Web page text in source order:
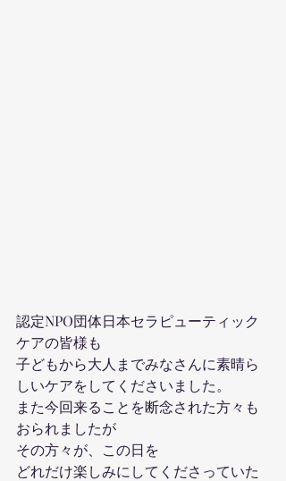
認定NPO団体日本セラピューティック
ケアの皆様も
子どもから大人までみなさんに素晴ら
しいケアをしてくださいました。
また今回来ることを断念された方々も
おられましたが
その方々が、この日を
どれだけ楽しみにしてくださっていた